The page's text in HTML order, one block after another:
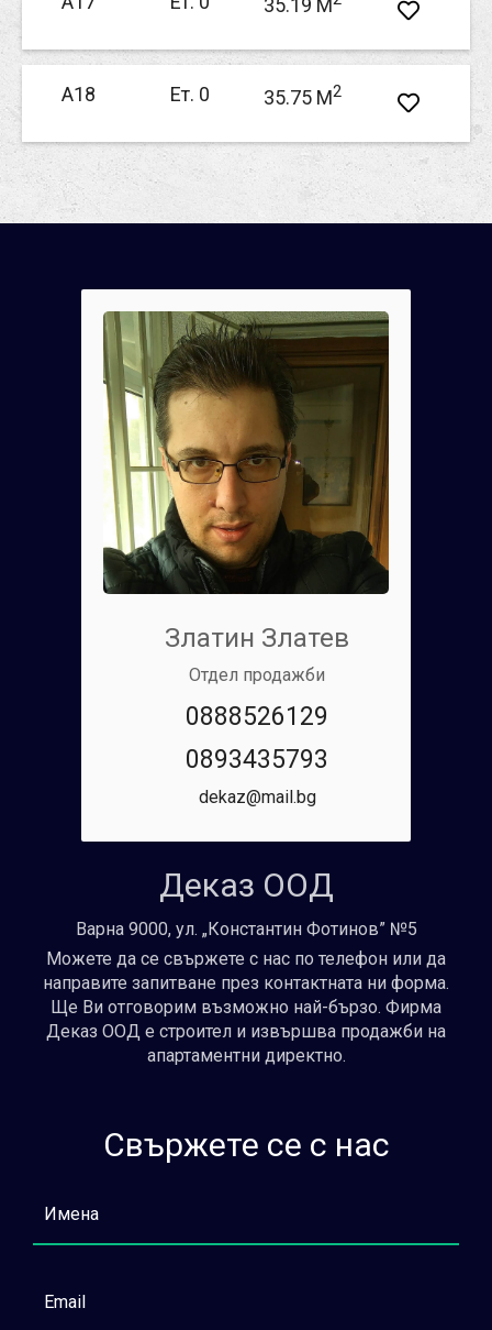
35.19 M
А18 Ет. 0 35.75 M2
Златин Златев
Отдел продажби
0888526129
0893435793
dekaz@mail.bg
Деказ ООД
Варна 9000, ул. „Константин Фотинов” №5
Можете да се свържете с нас по телефон или да
направите запитване през контактната ни форма.
Ще Ви отговорим възможно най-бързо. Фирма
Деказ ООД е строител и извършва продажби на
апартаментни директно.
Свържете се с нас